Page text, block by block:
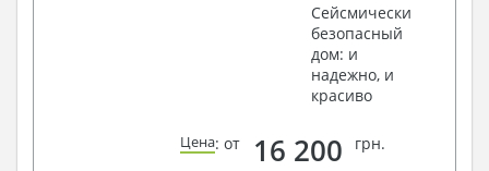
Сейсмически
безопасный
дом: и
надежно, и
красиво
Цена: от 16 200 грн.